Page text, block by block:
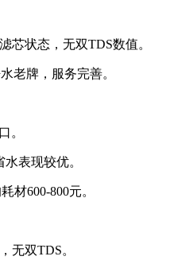
芯状态，无双TDS数值。
老牌，服务完善。
。
表现较优。
材600-800元。
无双TDS。